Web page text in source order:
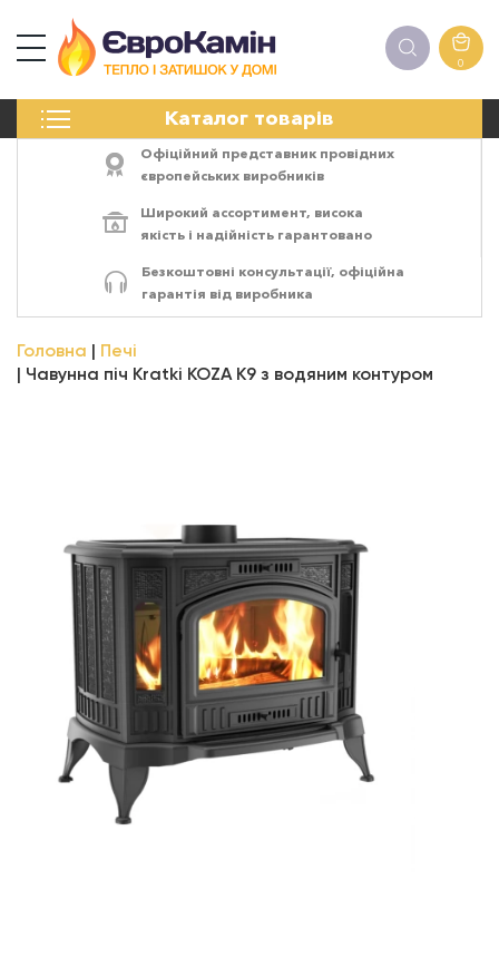
0
Каталог товарів
ПЕЧІ
ЕЛЕКТРОКАМІНИ
АКСЕСУАРИ
Офіційний представник провідних
європейських виробників
Широкий ассортимент, висока
якість і надійність гарантовано
Безкоштовні консультації, офіційна
гарантія від виробника
Головна
Печі
Чавунна піч Kratki KOZA K9 з водяним контуром